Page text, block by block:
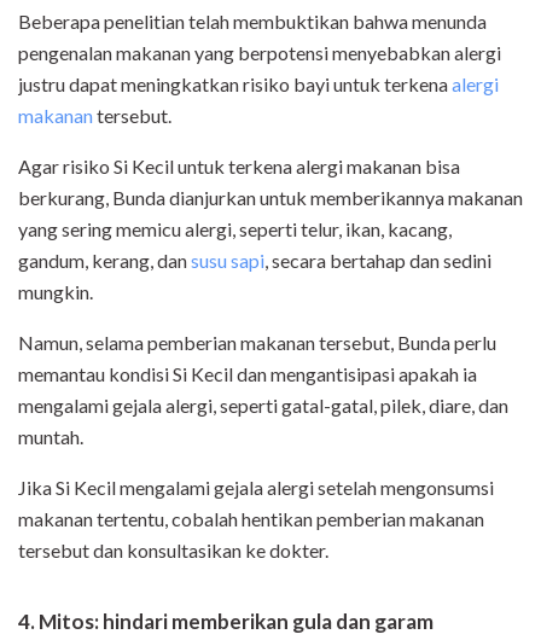
Beberapa penelitian telah membuktikan bahwa menunda
pengenalan makanan yang berpotensi menyebabkan alergi
justru dapat meningkatkan risiko bayi untuk terkenaalergi
makanantersebut.
Agar risiko Si Kecil untuk terkena alergi makanan bisa
berkurang, Bunda dianjurkan untuk memberikannya makanan
yang sering memicu alergi, seperti telur, ikan, kacang,
gandum, kerang, dansusu sapi, secara bertahap dan sedini
mungkin.
Namun, selama pemberian makanan tersebut, Bunda perlu
memantau kondisi Si Kecil dan mengantisipasi apakah ia
mengalami gejala alergi, seperti gatal-gatal, pilek, diare, dan
muntah.
Jika Si Kecil mengalami gejala alergi setelah mengonsumsi
makanan tertentu, cobalah hentikan pemberian makanan
tersebut dan konsultasikan ke dokter.
4. Mitos: hindari memberikan gula dan garam